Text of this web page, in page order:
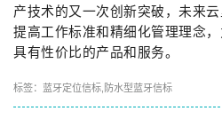
产技术的又一次创新突破，未来云
提高工作标准和精细化管理理念，
具有性价比的产品和服务。
标签： 蓝牙定位信标, 防水型蓝牙信标